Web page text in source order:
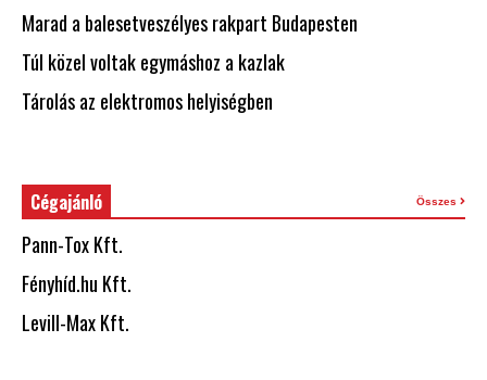
Marad a balesetveszélyes rakpart Budapesten
Túl közel voltak egymáshoz a kazlak
Tárolás az elektromos helyiségben
Cégajánló Összes
Pann-Tox Kft.
Fényhíd.hu Kft.
Levill-Max Kft.